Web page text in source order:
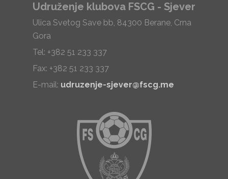
Udruženje klubova FSCG - Sjever
Ulica Svetog Save bb, 84300 Berane, Crna
Gora
Tel: +382 51 233 337
Fax: +382 51 233 337
E-mail: udruzenje-sjever@fscg.me